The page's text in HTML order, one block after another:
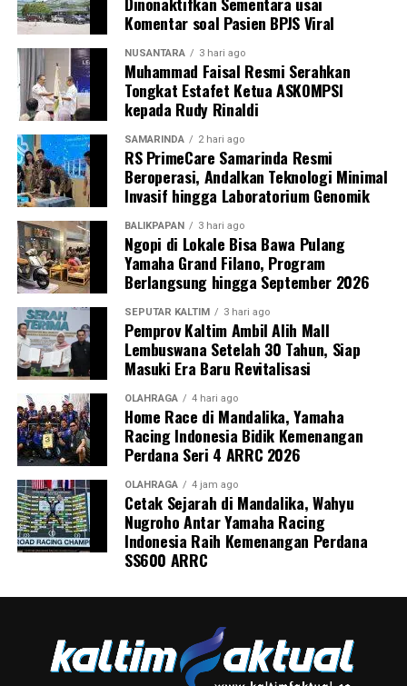
Komentar soal Pasien BPJS Viral
NUSANTARA 3 hari ago
Muhammad Faisal Resmi Serahkan
Tongkat Estafet Ketua ASKOMPSI
kepada Rudy Rinaldi
SAMARINDA 2 hari ago
RS PrimeCare Samarinda Resmi
Beroperasi, Andalkan Teknologi Minimal
Invasif hingga Laboratorium Genomik
BALIKPAPAN 3 hari ago
Ngopi di Lokale Bisa Bawa Pulang
Yamaha Grand Filano, Program
Berlangsung hingga September 2026
SEPUTAR KALTIM 3 hari ago
Pemprov Kaltim Ambil Alih Mall
Lembuswana Setelah 30 Tahun, Siap
Masuki Era Baru Revitalisasi
OLAHRAGA 4 hari ago
Home Race di Mandalika, Yamaha
Racing Indonesia Bidik Kemenangan
Perdana Seri 4 ARRC 2026
OLAHRAGA 4 jam ago
Cetak Sejarah di Mandalika, Wahyu
Nugroho Antar Yamaha Racing
Indonesia Raih Kemenangan Perdana
SS600 ARRC